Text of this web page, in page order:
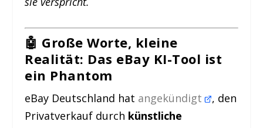
🤖 Große Worte, kleine
Realität: Das eBay KI-Tool ist
ein Phantom
eBay Deutschland hat angekündigt , den
Privatverkauf durch künstliche